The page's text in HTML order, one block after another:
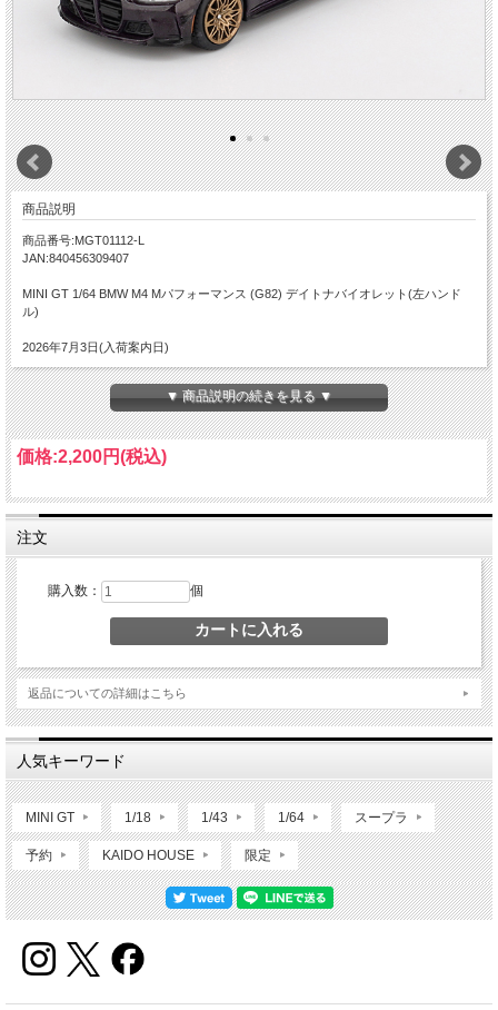
商品説明
商品番号:MGT01112-L
JAN:840456309407
MINI GT 1/64 BMW M4 Mパフォーマンス (G82) デイトナバイオレット(左ハンド
ル)
2026年7月3日(入荷案内日)
▼ 商品説明の続きを見る ▼
価格:2,200円(税込)
注文
購入数： 個
返品についての詳細はこちら
人気キーワード
MINI GT 1/18 1/43 1/64 スープラ
予約 KAIDO HOUSE 限定